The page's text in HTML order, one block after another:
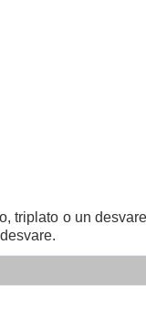
triplato o un